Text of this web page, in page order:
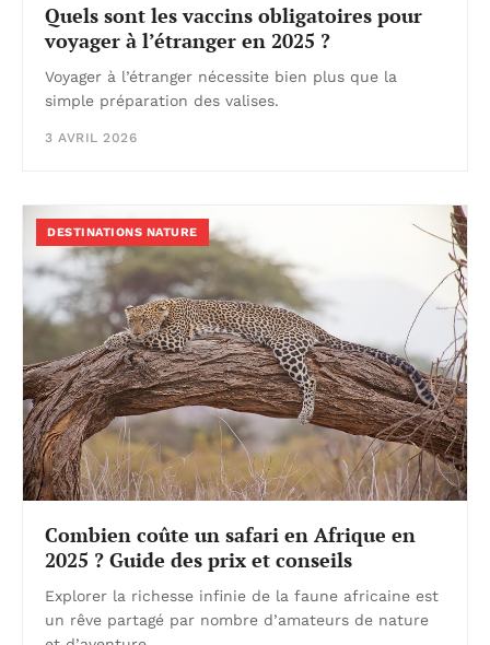
Quels sont les vaccins obligatoires pour
voyager à l’étranger en 2025 ?
Voyager à l’étranger nécessite bien plus que la
simple préparation des valises.
3 AVRIL 2026
DESTINATIONS NATURE
Combien coûte un safari en Afrique en
2025 ? Guide des prix et conseils
Explorer la richesse infinie de la faune africaine est
un rêve partagé par nombre d’amateurs de nature